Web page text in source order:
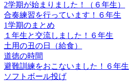
2学期が始まりました！（６年生）
合奏練習を行っています！６年生
1学期のまとめ
１年生と交流しました！６年生
土用の丑の日（給食）
道徳の時間
避難訓練をおこないました！６年生
ソフトボール投げ